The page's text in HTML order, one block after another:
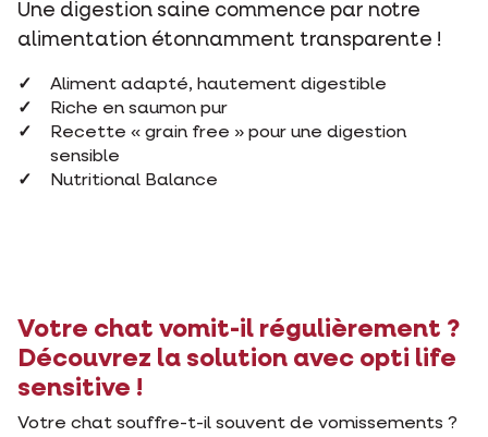
Une digestion saine commence par notre
alimentation étonnamment transparente !
Aliment adapté, hautement digestible
Riche en saumon pur
Recette « grain free » pour une digestion
sensible
Nutritional Balance
Votre chat vomit-il régulièrement ?
Découvrez la solution avec opti life
sensitive !
Votre chat souffre-t-il souvent de vomissements ?